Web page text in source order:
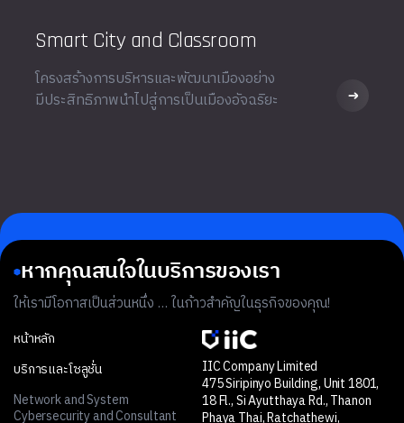
Smart City and Classroom
โครงสร้างการบริหารและพัฒนาเมืองอย่าง
มีประสิทธิภาพนำไปสู่การเป็นเมืองอัจฉริยะ
หากคุณสนใจในบริการของเรา
ให้เรามีโอกาสเป็นส่วนหนึ่ง … ในก้าวสำคัญในธุรกิจของคุณ!
หน้าหลัก
บริการและโซลูชั่น
Network and System
Cybersecurity and Consultant
IIC Company Limited
475 Siripinyo Building, Unit 1801,
18 Fl., Si Ayutthaya Rd., Thanon
Phaya Thai, Ratchathewi,